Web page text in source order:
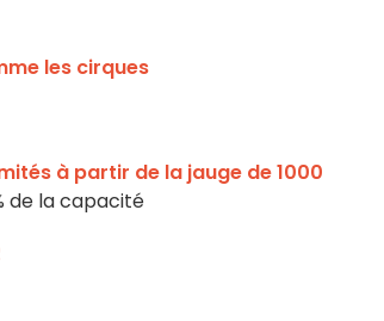
les cirques
à partir de la jauge de 1000
de la capacité